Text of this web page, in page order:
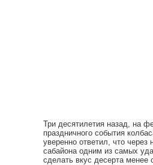
Три десятилетия назад, на
праздничного события
уверенно ответил, что
сабайона одним из самых
сделать вкус десерта менее